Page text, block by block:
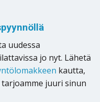
uudessa
jo nyt. Lähetä
kautta,
juuri sinun